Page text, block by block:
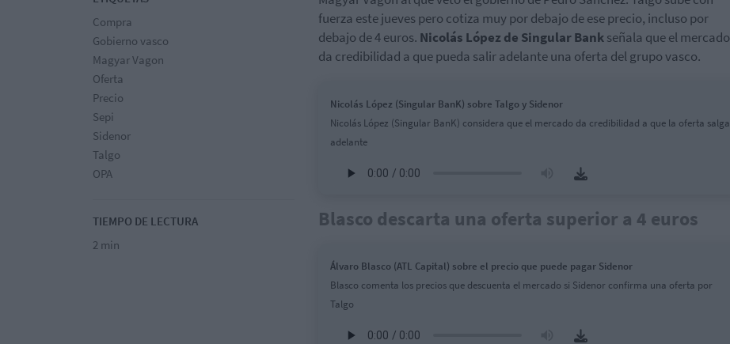
Compra
Gobierno vasco
Magyar Vagon
Oferta
Precio
Sepi
Sidenor
Talgo
OPA
TIEMPO DE LECTURA
2 min
fuerza este jueves pero cotiza muy por debajo de ese precio, incluso por
debajo de 4 euros. Nicolás López de Singular Bankseñala que el mercado
da credibilidad a que pueda salir adelante una oferta del grupo vasco.
Nicolás López (Singular BanK) sobre Talgo y Sidenor
Nicolás López (Singular BanK) considera que el mercado da credibilidad a que la oferta salga
adelante
Blasco descarta una oferta superior a 4 euros
Álvaro Blasco (ATL Capital) sobre el precio que puede pagar Sidenor
Blasco comenta los precios que descuenta el mercado si Sidenor confirma una oferta por
Talgo